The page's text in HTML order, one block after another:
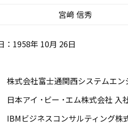
宮﨑 信秀
：1958年 10月 26日
式会社富士通関西システムエン
本アイ ･ビー ･エム株式会社 入
ビジネスコンサルティング株